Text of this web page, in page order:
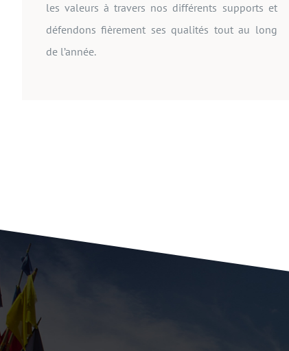
les valeurs à travers nos différents supports et
défendons fièrement ses qualités tout au long
de l’année.